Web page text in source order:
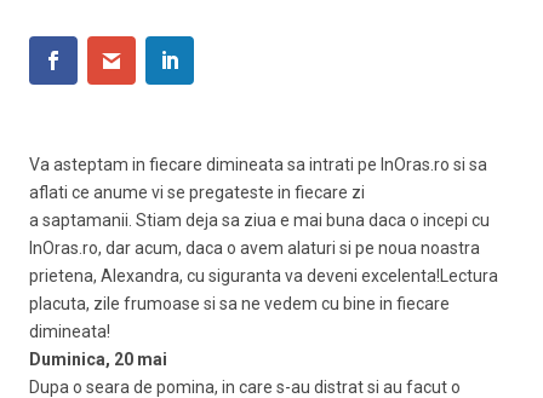
Va asteptam in fiecare dimineata sa intrati pe InOras.ro si sa
aflati ce anume vi se pregateste in fiecare zi
a saptamanii. Stiam deja sa ziua e mai buna daca o incepi cu
InOras.ro, dar acum, daca o avem alaturi si pe noua noastra
prietena, Alexandra, cu siguranta va deveni excelenta!Lectura
placuta, zile frumoase si sa ne vedem cu bine in fiecare
dimineata!
Duminica, 20 mai
Dupa o seara de pomina, in care s-au distrat si au facut o